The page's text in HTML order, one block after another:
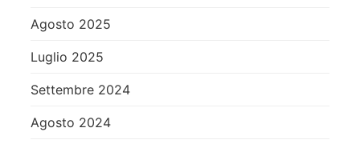
Agosto 2025
Luglio 2025
Settembre 2024
Agosto 2024